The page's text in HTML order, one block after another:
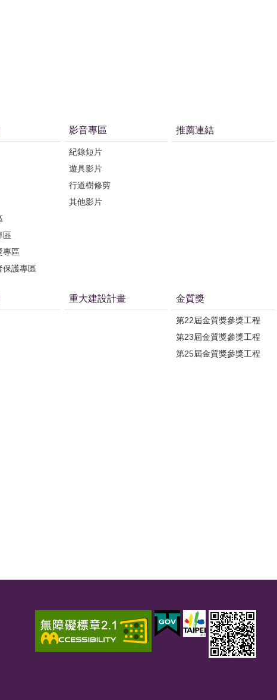
區
專區
保護專區
影音專區
紀錄短片
遊具影片
行道樹修剪
其他影片
推薦連結
重大建設計畫 金質獎
第22屆金質獎參獎工程
第23屆金質獎參獎工程
第25屆金質獎參獎工程